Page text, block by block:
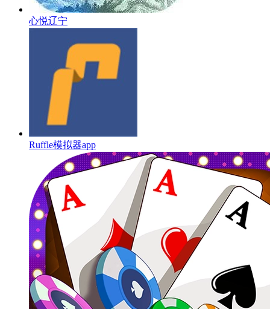
心悦辽宁
Ruffle模拟器app